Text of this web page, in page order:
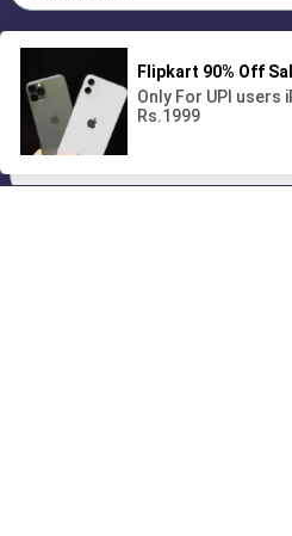
01/07
00:00
Без обязательств и лишних
только сегодня 💦